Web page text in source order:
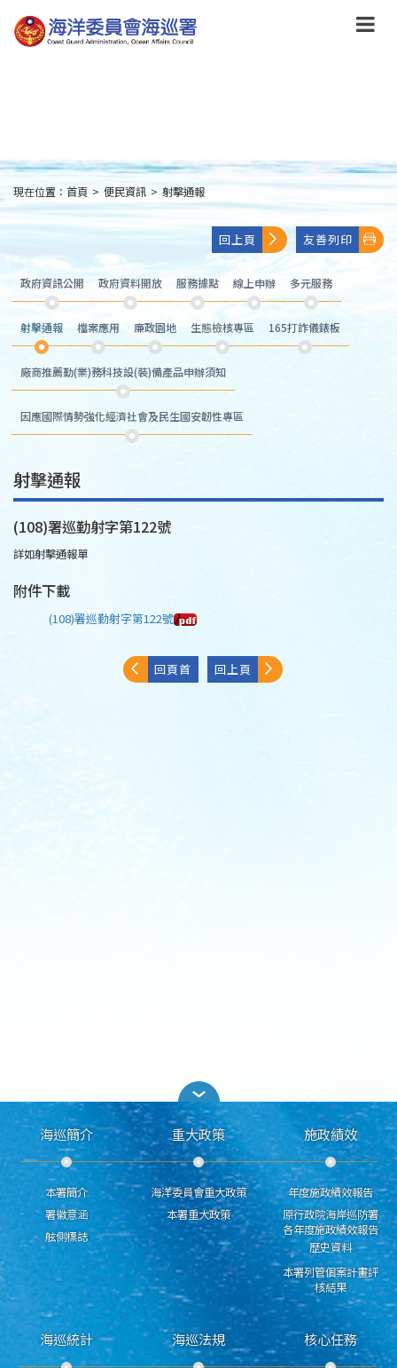
到
主
:::
現在位置： 首頁 > 便民資訊 > 射擊通報
回上頁 友善列印
政府資訊公開 政府資料開放 服務據點 線上申辦 多元服務
射擊通報 檔案應用 廉政園地 生態檢核專區 165打詐儀錶板
廠商推薦勤(業)務科技設(裝)備產品申辦須知
因應國際情勢強化經濟社會及民生國安韌性專區
射擊通報
(108)署巡勤射字第122號
詳如射擊通報單
附件下載
(108)署巡勤射字第122號
回頁首 回上頁
海巡簡介
本署簡介
署徽意涵
舷側標誌
重大政策
海洋委員會重大政策
本署重大政策
施政績效
年度施政績效報告
原行政院海岸巡防署
各年度施政績效報告
歷史資料
本署列管個案計畫評
核結果
海巡統計 海巡法規 核心任務